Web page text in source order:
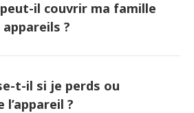
rapide selon votre lieu de séjour.
il couvrir ma famille
?
connectés simultanément
une batterie externe gratuite incluse."
t-il si je perds ou
l’appareil ?